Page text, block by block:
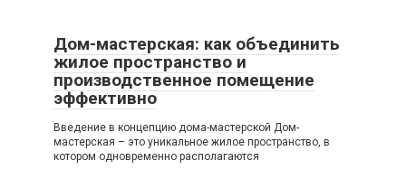
Дом-мастерская: как объединить
жилое пространство и
производственное помещение
эффективно
Введение в концепцию дома-мастерской Дом-
мастерская – это уникальное жилое пространство, в
котором одновременно располагаются